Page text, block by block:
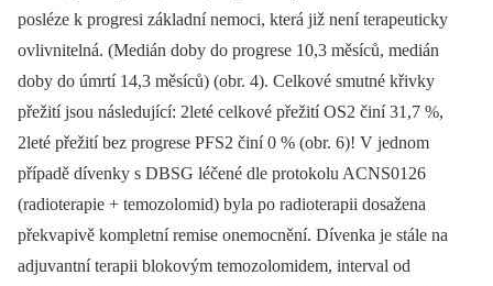
posléze k progresi základní nemoci, která již není terapeuticky
ovlivnitelná. (Medián doby do progrese 10,3 měsíců, medián
doby do úmrtí 14,3 měsíců) (obr. 4). Celkové smutné křivky
přežití jsou následující: 2leté celkové přežití OS2 činí 31,7 %,
2leté přežití bez progrese PFS2 činí 0 % (obr. 6)! V jednom
případě dívenky s DBSG léčené dle protokolu ACNS0126
(radioterapie + temozolomid) byla po radioterapii dosažena
překvapivě kompletní remise onemocnění. Dívenka je stále na
adjuvantní terapii blokovým temozolomidem, interval od